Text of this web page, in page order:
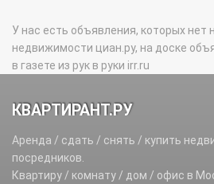
У нас есть объявления, которых нет
недвижимости циан.ру, на доске
в газете из рук в руки irr.ru
КВАРТИРАНТ.РУ
Аренда / сдать / снять / купить
посредников.
Квартиру / комнату / дом / офис в